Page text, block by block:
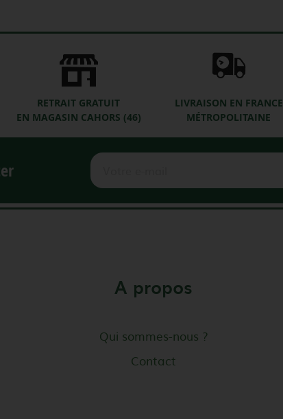
RETRAIT GRATUIT
EN MAGASIN CAHORS (46)
LIVRAISON EN FRANCE
MÉTROPOLITAINE
A propos
Qui sommes-nous ?
Contact